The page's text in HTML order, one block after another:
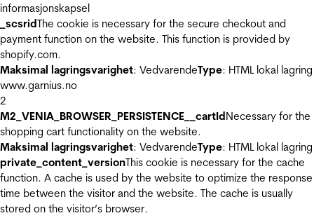
informasjonskapsel
_scsridThe cookie is necessary for the secure checkout and
payment function on the website. This function is provided by
shopify.com.
Maksimal lagringsvarighet: VedvarendeType: HTML lokal lagring
www.garnius.no
2
M2_VENIA_BROWSER_PERSISTENCE__cartIdNecessary for the
shopping cart functionality on the website.
Maksimal lagringsvarighet: VedvarendeType: HTML lokal lagring
private_content_versionThis cookie is necessary for the cache
function. A cache is used by the website to optimize the response
time between the visitor and the website. The cache is usually
stored on the visitor’s browser.